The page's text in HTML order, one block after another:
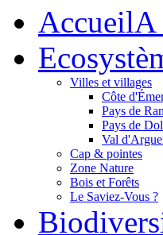
AccueilA
Eco
Villes et villages
Côte
Pays de
Pays de Dol
Val
Cap & pointes
Zone Nature
Bois et Forêts
Le Saviez-Vous ?
Bio